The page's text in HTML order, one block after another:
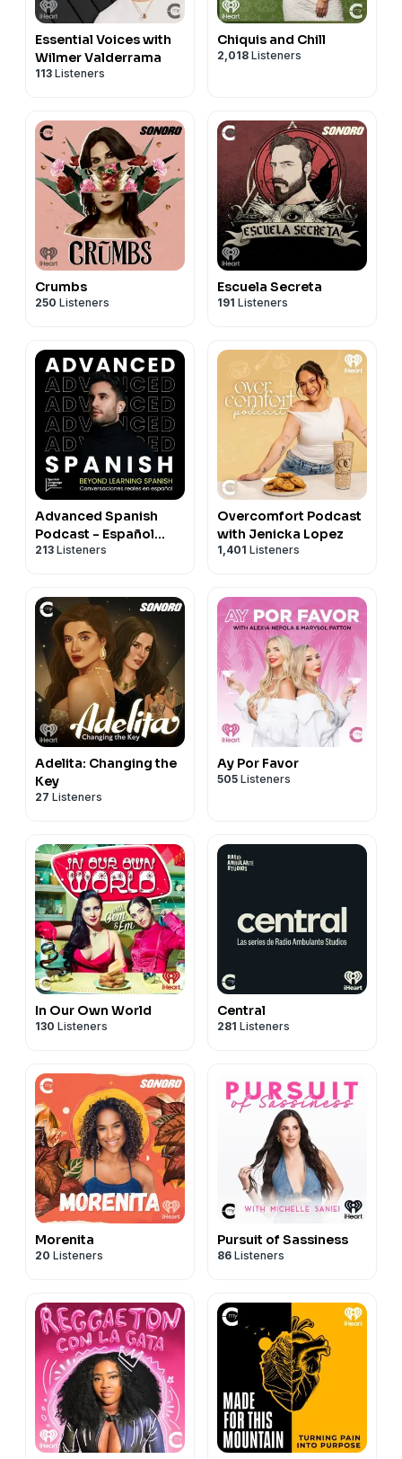
Essential Voices with
Wilmer Valderrama
113 Listeners
Chiquis and Chill
2,018 Listeners
Crumbs
250 Listeners
Escuela Secreta
191 Listeners
Advanced Spanish
Podcast - Español
Avanzado
213 Listeners
Overcomfort Podcast
with Jenicka Lopez
1,401 Listeners
Adelita: Changing the
Key
27 Listeners
Ay Por Favor
505 Listeners
In Our Own World
130 Listeners
Central
281 Listeners
Morenita
20 Listeners
Pursuit of Sassiness
86 Listeners